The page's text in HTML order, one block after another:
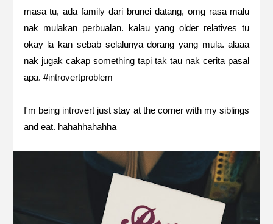
masa tu, ada family dari brunei datang, omg rasa malu
nak mulakan perbualan. kalau yang older relatives tu
okay la kan sebab selalunya dorang yang mula. alaaa
nak jugak cakap something tapi tak tau nak cerita pasal
apa. #introvertproblem
I'm being introvert just stay at the corner with my siblings
and eat. hahahhahahha